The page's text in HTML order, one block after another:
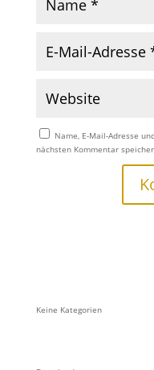
Name, E-Mail-Adresse
nächsten Kommentar
Keine Kategorien